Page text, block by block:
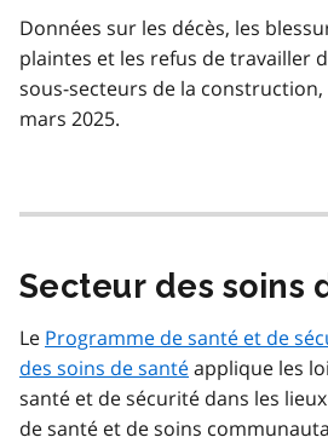
Données sur les décès, les
plaintes et les refus de travailler
sous-secteurs de la construction,
mars 2025.
Secteur des soins
Le Programme de santé et de
des soins de santéapplique les
santé et de sécurité dans les
de santé et de soins